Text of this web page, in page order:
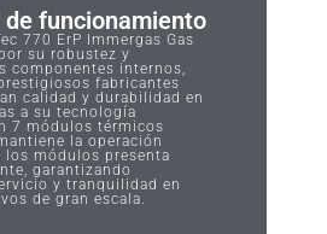
de funcionamiento
770 ErP Immergas Gas
su robustez y
componentes internos,
fabricantes
calidad y durabilidad en
a su tecnología
7 módulos térmicos
la operación
módulos presenta
garantizando
y tranquilidad en
de gran escala.